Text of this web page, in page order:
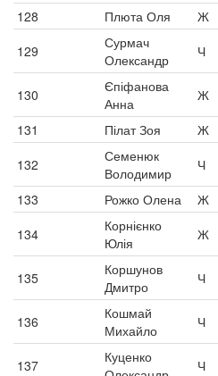
128
Плюта Оля Ж
129
Сурмач
Олександр
Ч
130
Єпіфанова
Анна
Ж
131
Пілат Зоя Ж
132
Семенюк
Володимир
Ч
133
Рожко Олена Ж
134
Корнієнко
Юлія
Ж
135
Коршунов
Дмитро
Ч
136
Кошмай
Михайло
Ч
137
Куценко
Ч